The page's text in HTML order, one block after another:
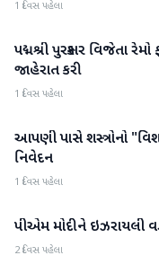
1 દિવસ પહેલા
આંતરરાષ્ટ્રીય
પદ્મશ્રી પુરસ્કાર વિજેતા રેમો
જાહેરાત કરી
1 દિવસ પહેલા
આંતરરાષ્ટ્રીય
આપણી પાસે શસ્ત્રોનો
નિવેદન
1 દિવસ પહેલા
આંતરરાષ્ટ્રીય
પીએમ મોદીને ઇઝરાયલી
2 દિવસ પહેલા